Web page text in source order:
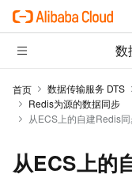
数
首页 数据传输服务 DTS
Redis为源的数据同步
从ECS上的自建Redis
从ECS上的